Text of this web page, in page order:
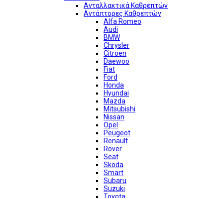
Ανταλλακτικά Καθρεπτών
Αντάπτορες Καθρεπτών
Alfa Romeo
Audi
BMW
Chrysler
Citroen
Daewoo
Fiat
Ford
Honda
Hyundai
Mazda
Mitsubishi
Nissan
Opel
Peugeot
Renault
Rover
Seat
Skoda
Smart
Subaru
Suzuki